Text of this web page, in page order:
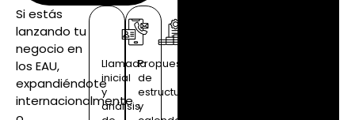
Si estás
lanzando tu
negocio en
los EAU,
expandiéndote
internacionalmente
Llamada
inicial
y
análisis
Propuesta
de
estructura
y